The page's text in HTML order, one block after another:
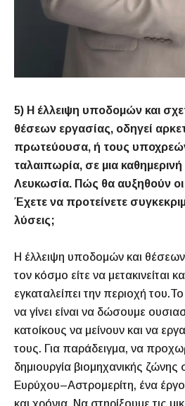
5) Η έλλειψη υποδομών και
θέσεων εργασίας, οδηγεί
πρωτεύουσα, ή τους
ταλαιπωρία, σε μια
Λευκωσία. Πώς θα αυξηθούν οι
Έχετε να προτείνετε
λύσεις;
Η έλλειψη υποδομών και θέσεων
τον κόσμο είτε να μετακινείται
εγκαταλείπει την περιοχή
να γίνει είναι να δώσουμε
κατοίκους να μείνουν και να
τους. Για παράδειγμα, να
δημιουργία βιομηχανικής ζώνης
Ευρύχου–Αστρομερίτη, ένα
και χρόνια. Να στηρίξουμε τις